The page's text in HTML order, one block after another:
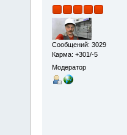
Сообщений: 3029
Карма: +301/-5
Модератор